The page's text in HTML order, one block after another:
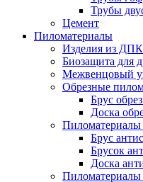
Трубы
Цемент
Пиломатериалы
Изделия из
Биозащита для
Межвенцовый
Обрезные
Брус
Доска
Пиломатериалы
Брус
Брусок
Доска
Пиломатериалы